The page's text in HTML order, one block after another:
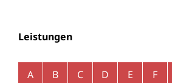
Leistungen
Alphabetisches Register
A B C D E F